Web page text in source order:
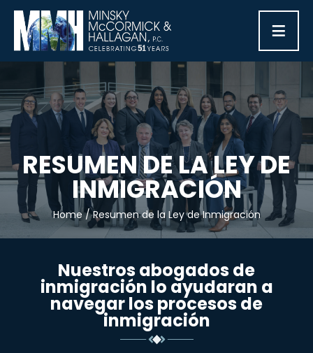
≡
RESUMEN DE LA LEY DE
INMIGRACIÓN
Home/Resumen de la Ley de Inmigración
Nuestros abogados de
inmigración lo ayudaran a
navegar los procesos de
inmigración